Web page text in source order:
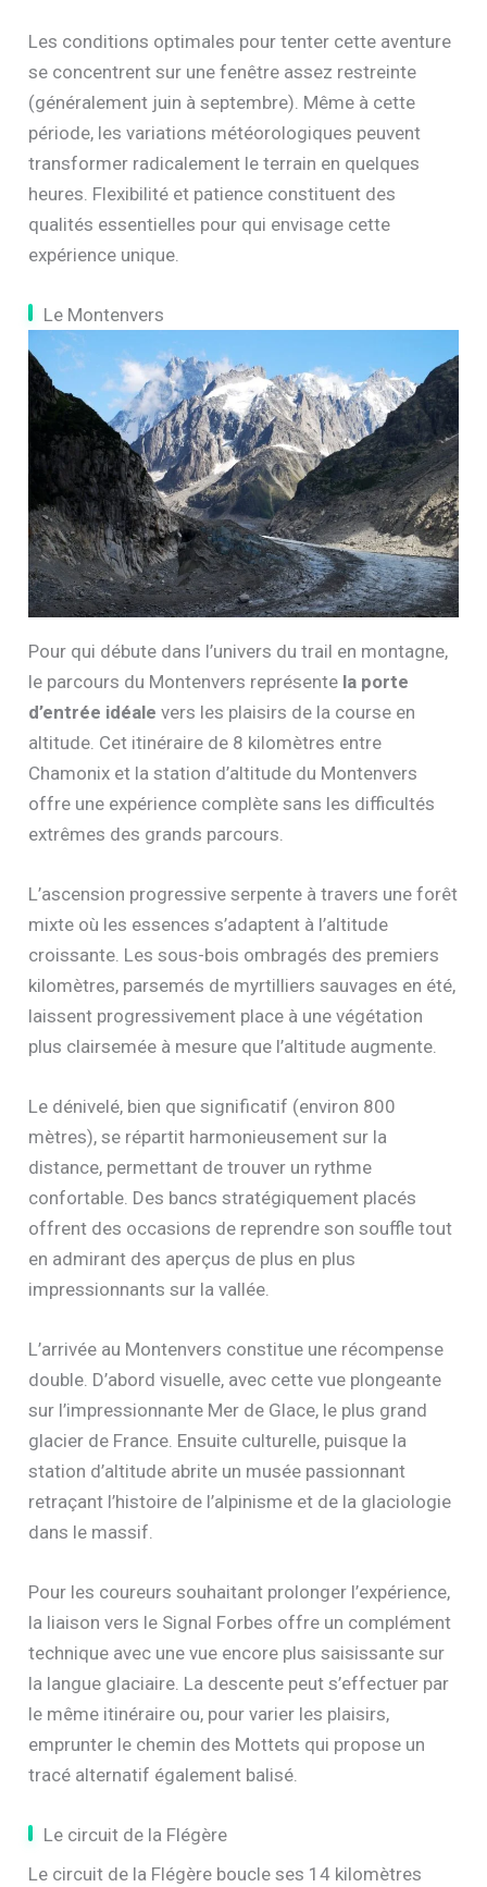
Les conditions optimales pour tenter cette aventure
se concentrent sur une fenêtre assez restreinte
(généralement juin à septembre). Même à cette
période, les variations météorologiques peuvent
transformer radicalement le terrain en quelques
heures. Flexibilité et patience constituent des
qualités essentielles pour qui envisage cette
expérience unique.
Le Montenvers
Pour qui débute dans l’univers du trail en montagne,
le parcours du Montenvers représente la porte
d’entrée idéale vers les plaisirs de la course en
altitude. Cet itinéraire de 8 kilomètres entre
Chamonix et la station d’altitude du Montenvers
offre une expérience complète sans les difficultés
extrêmes des grands parcours.
L’ascension progressive serpente à travers une forêt
mixte où les essences s’adaptent à l’altitude
croissante. Les sous-bois ombragés des premiers
kilomètres, parsemés de myrtilliers sauvages en été,
laissent progressivement place à une végétation
plus clairsemée à mesure que l’altitude augmente.
Le dénivelé, bien que significatif (environ 800
mètres), se répartit harmonieusement sur la
distance, permettant de trouver un rythme
confortable. Des bancs stratégiquement placés
offrent des occasions de reprendre son souffle tout
en admirant des aperçus de plus en plus
impressionnants sur la vallée.
L’arrivée au Montenvers constitue une récompense
double. D’abord visuelle, avec cette vue plongeante
sur l’impressionnante Mer de Glace, le plus grand
glacier de France. Ensuite culturelle, puisque la
station d’altitude abrite un musée passionnant
retraçant l’histoire de l’alpinisme et de la glaciologie
dans le massif.
Pour les coureurs souhaitant prolonger l’expérience,
la liaison vers le Signal Forbes offre un complément
technique avec une vue encore plus saisissante sur
la langue glaciaire. La descente peut s’effectuer par
le même itinéraire ou, pour varier les plaisirs,
emprunter le chemin des Mottets qui propose un
tracé alternatif également balisé.
Le circuit de la Flégère
Le circuit de la Flégère boucle ses 14 kilomètres